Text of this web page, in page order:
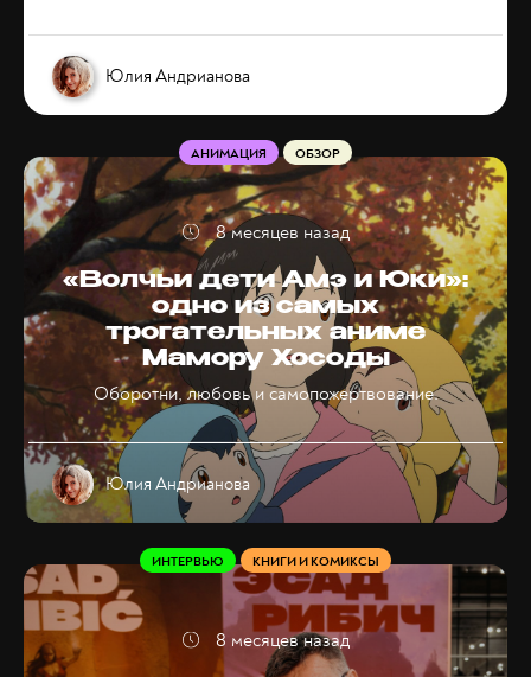
Юлия Андрианова
«Волчьи дети Амэ и Юки»:
одно из самых
трогательных аниме
Мамору Хосоды
Оборотни, любовь и самопожертвование.
АНИМАЦИЯ ОБЗОР
Юлия Андрианова
8 месяцев назад
ИНТЕРВЬЮ КНИГИ И КОМИКСЫ
8 месяцев назад